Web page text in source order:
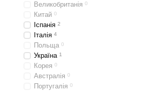
Великобританія 0
Китай 0
Іспанія 2
Італія 4
Польща 0
Україна 1
Корея 0
Австралія 0
Португалія 0